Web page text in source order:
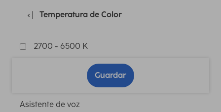
Temperatura de Color
2700 - 6500 K
Guardar
Asistente de voz